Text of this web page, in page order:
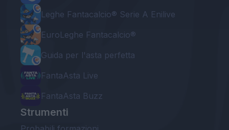
Leghe Fantacalcio® Serie A Enilive
EuroLeghe Fantacalcio®
Guida per l'asta perfetta
FantaAsta Live
FantaAsta Buzz
Strumenti